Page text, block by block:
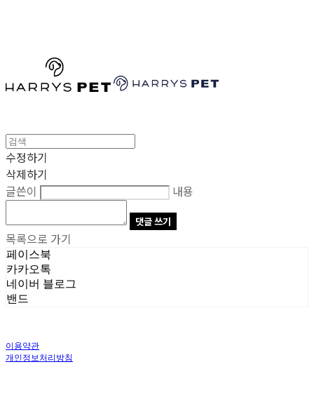
수정하기
삭제하기
글쓴이
내용
댓글 쓰기
목록으로 가기
페이스북
카카오톡
네이버 블로그
밴드
이용약관
개인정보처리방침